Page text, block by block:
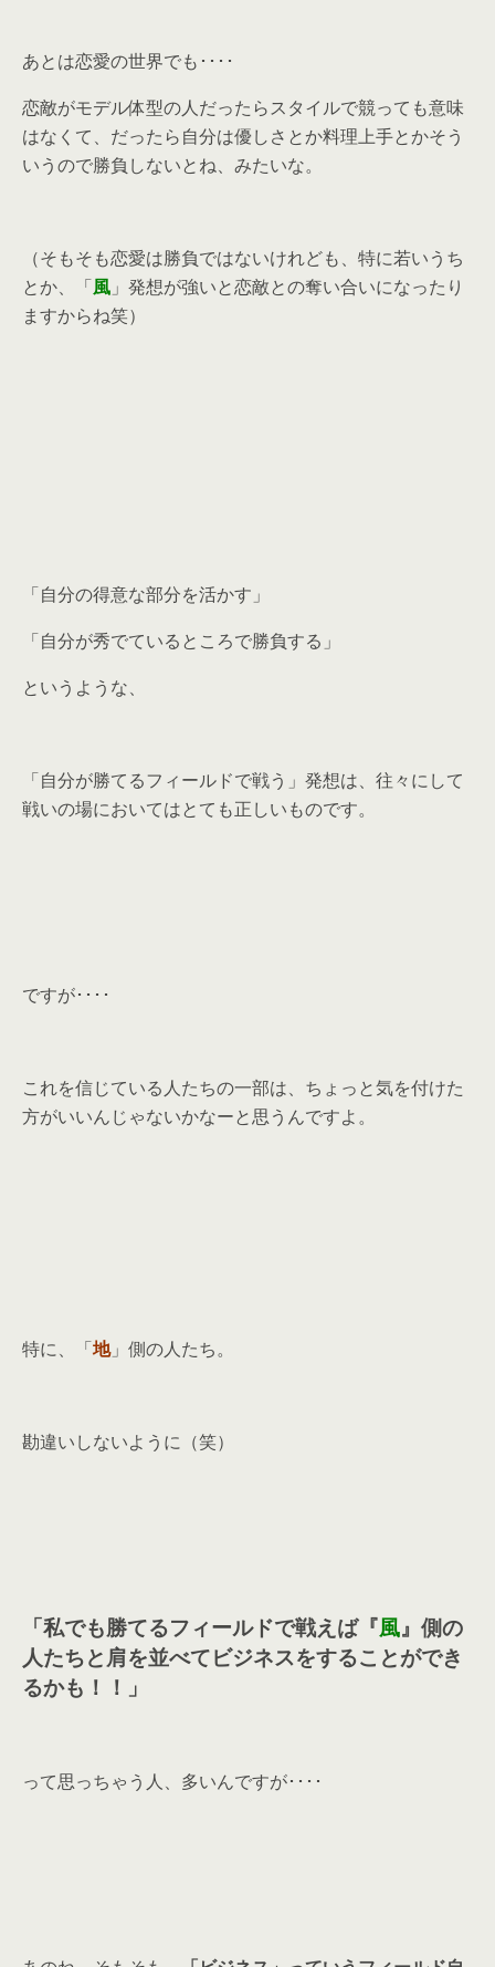
あとは恋愛の世界でも････
恋敵がモデル体型の人だったらスタイルで競っても意味
はなくて、だったら自分は優しさとか料理上手とかそう
いうので勝負しないとね、みたいな。
（そもそも恋愛は勝負ではないけれども、特に若いうち
とか、「風 」発想が強いと恋敵との奪い合いになったり
ますからね笑）
「自分の得意な部分を活かす」
「自分が秀でているところで勝負する」
というような、
「自分が勝てるフィールドで戦う」発想は、往々にして
戦いの場においてはとても正しいものです。
ですが････
これを信じている人たちの一部は、ちょっと気を付けた
方がいいんじゃないかなーと思うんですよ。
特に、「地」側の人たち。
勘違いしないように（笑）
「私でも勝てるフィールドで戦えば『風 』側の
人たちと肩を並べてビジネスをすることができ
るかも！！」
って思っちゃう人、多いんですが････